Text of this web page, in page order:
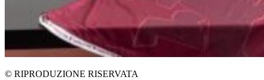
© RIPRODUZIONE RISERVATA